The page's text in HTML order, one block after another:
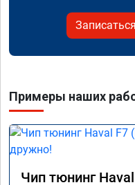
Записаться
Примеры наших
Чип тюнинг